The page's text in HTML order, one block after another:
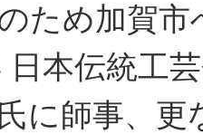
ため加賀市
日本伝統工
に師事、